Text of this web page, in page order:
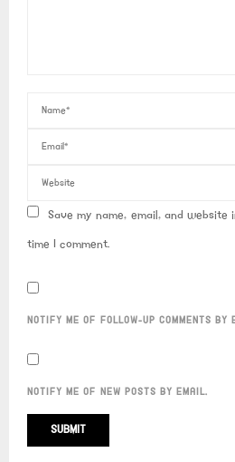
Save my name, email, and
time I comment.
NOTIFY ME OF FOLLOW-UP COMMENTS BY
NOTIFY ME OF NEW POSTS BY EMAIL.